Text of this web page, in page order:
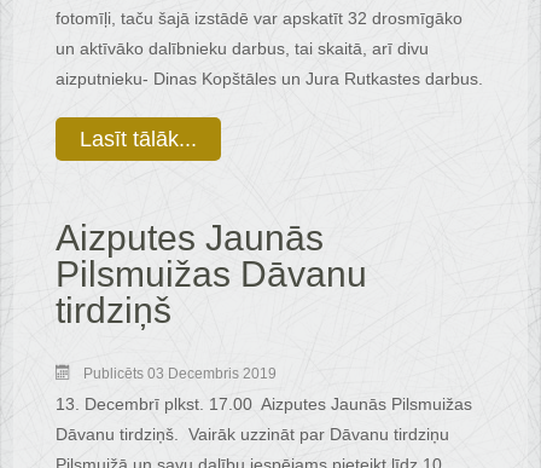
fotomīļi, taču šajā izstādē var apskatīt 32 drosmīgāko
un aktīvāko dalībnieku darbus, tai skaitā, arī divu
aizputnieku- Dinas Kopštāles un Jura Rutkastes darbus.
Lasīt tālāk...
Aizputes Jaunās
Pilsmuižas Dāvanu
tirdziņš
Publicēts 03 Decembris 2019
13. Decembrī plkst. 17.00 Aizputes Jaunās Pilsmuižas
Dāvanu tirdziņš. Vairāk uzzināt par Dāvanu tirdziņu